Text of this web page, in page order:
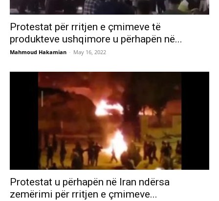
Protestat për rritjen e çmimeve të
produkteve ushqimore u përhapën në...
Mahmoud Hakamian - May 16, 2022
Protestat u përhapën në Iran ndërsa
zemërimi për rritjen e çmimeve...